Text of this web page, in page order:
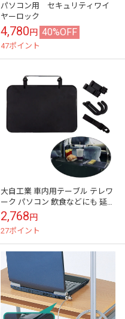
パソコン用 セキュリティワイ
ヤーロック
4,780円 40%OFF
47ポイント
大自工業 車内用テーブル テレワ
ーク パソコン 飲食などにも 延長
可能サイドテーブル付 耐荷重
5kg 車内 運転席・後部席 L-1...
2,768円
27ポイント